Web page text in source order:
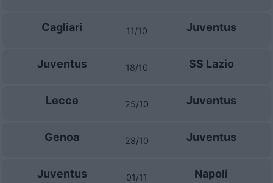
Cagliari 11/10 Juventus
Juventus 18/10 SS Lazio
Lecce 25/10 Juventus
Genoa 28/10 Juventus
Juventus 01/11 Napoli